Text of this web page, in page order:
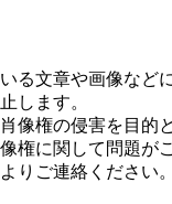
る文章や画像など
します。
像権の侵害を目的
権に関して問題が
りご連絡ください